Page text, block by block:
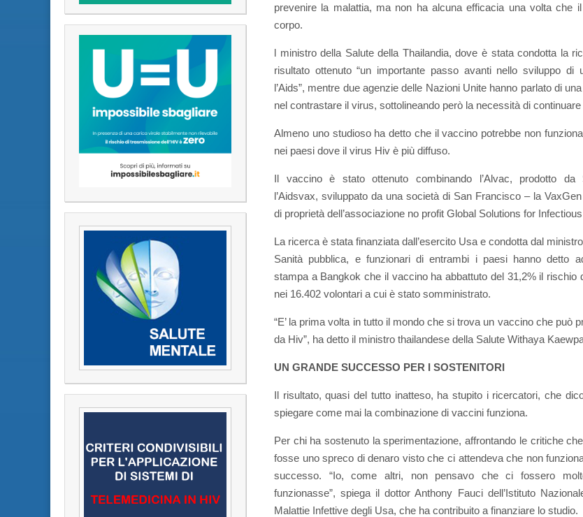
prevenire la malattia, ma non ha alcuna efficacia una volta che
corpo.
l ministro della Salute della Thailandia, dove è stata condotta la
risultato ottenuto “un importante passo avanti nello sviluppo di
l’Aids”, mentre due agenzie delle Nazioni Unite hanno parlato di
nel contrastare il virus, sottolineando però la necessità di
Almeno uno studioso ha detto che il vaccino potrebbe non
nei paesi dove il virus Hiv è più diffuso.
Il vaccino è stato ottenuto combinando l’Alvac, prodotto da
l’Aidsvax, sviluppato da una società di San Francisco – la
di proprietà dell’associazione no profit Global Solutions for
La ricerca è stata finanziata dall’esercito Usa e condotta dal
Sanità pubblica, e funzionari di entrambi i paesi hanno detto
stampa a Bangkok che il vaccino ha abbattuto del 31,2% il rischio
nei 16.402 volontari a cui è stato somministrato.
“E’ la prima volta in tutto il mondo che si trova un vaccino che può
da Hiv”, ha detto il ministro thailandese della Salute Withaya
UN GRANDE SUCCESSO PER I SOSTENITORI
Il risultato, quasi del tutto inatteso, ha stupito i ricercatori, che
spiegare come mai la combinazione di vaccini funziona.
Per chi ha sostenuto la sperimentazione, affrontando le critiche
fosse uno spreco di denaro visto che ci attendeva che non
successo. “Io, come altri, non pensavo che ci fossero
funzionasse”, spiega il dottor Anthony Fauci dell’Istituto
Malattie Infettive degli Usa, che ha contribuito a finanziare lo studio.